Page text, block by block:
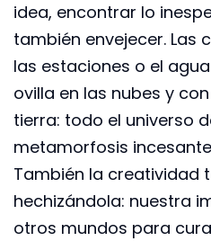
idea, encontrar lo
también envejecer. Las
las estaciones o el
ovilla en las nubes y
tierra: todo el universo
metamorfosis
También la creatividad
hechizándola: nuestra
otros mundos para